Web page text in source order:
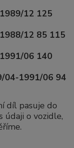
12 125
12 85 115
06 140
04-1991/06 94
díl pasuje do
údaji o vozidle,